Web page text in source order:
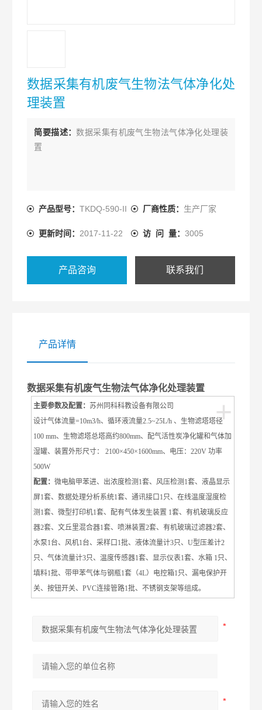
数据采集有机废气生物法气体净化处
理装置
简要描述：数据采集有机废气生物法气体净化处理装
置
产品型号：TKDQ-590-II 厂商性质： 生产厂家
更新时间： 2017-11-22 访 问 量： 3005
产品咨询 联系我们
产品详情
数据采集有机废气生物法气体净化处理装置
+
主要参数及配置： 苏州同科科教设备有限公司
设计气体流量=10m3/h、循环液流量2.5~25L/h 、生物滤塔塔径
100 mm、生物滤塔总塔高约800mm、配气活性炭净化罐和气体加
湿罐、装置外形尺寸： 2100×450×1600mm、 电压：220V 功率
500W
配置：微电脑甲苯进、出浓度检测 1套、 风压检测 1套、液晶显示
屏1套、数据处理分析系统1套、通讯接口 1只、在线温度湿度检
测 1套、微型打印机1套、 配有气体发生装置 1套、有机玻璃反应
器2套、文丘里混合器1套、喷淋装置2套、有机玻璃过滤器2套、
水泵1台、 风机1台、采样口1批、液体流量计3只、U型压差计2
只、气体流量计3只、温度传感器1套、显示仪表1套、水箱 1只、
填料1批、 带甲苯气体与钢瓶1套（4L）电控箱1只、漏电保护开
关、按钮开关、PVC连接管路1批、不锈钢支架等组成。